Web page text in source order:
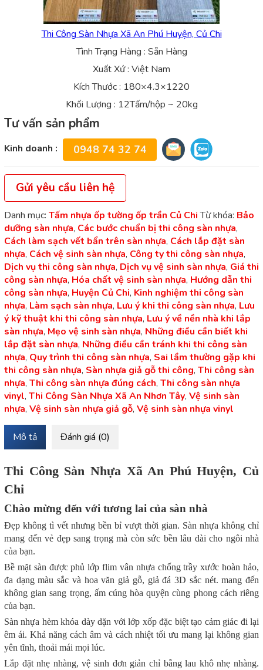
Thi Công Sàn Nhựa Xã An Phú Huyện, Củ Chi
Tình Trạng Hàng : Sẵn Hàng
Xuất Xứ : Việt Nam
Kích Thước : 180×4.3×1220
Khối Lượng : 12Tấm/hộp ~ 20kg
Tư vấn sản phẩm
Kinh doanh : 0948 74 32 74
Gửi yêu cầu liên hệ
Danh mục: Tấm nhựa ốp tường ốp trần Củ Chi Từ khóa: Bảo
dưỡng sàn nhựa, Các bước chuẩn bị thi công sàn nhựa,
Cách làm sạch vết bẩn trên sàn nhựa, Cách lắp đặt sàn
nhựa, Cách vệ sinh sàn nhựa, Công ty thi công sàn nhựa,
Dịch vụ thi công sàn nhựa, Dịch vụ vệ sinh sàn nhựa, Giá thi
công sàn nhựa, Hóa chất vệ sinh sàn nhựa, Hướng dẫn thi
công sàn nhựa, Huyện Củ Chi, Kinh nghiệm thi công sàn
nhựa, Làm sạch sàn nhựa, Lưu ý khi thi công sàn nhựa, Lưu
ý kỹ thuật khi thi công sàn nhựa, Lưu ý về nền nhà khi lắp
sàn nhựa, Mẹo vệ sinh sàn nhựa, Những điều cần biết khi
lắp đặt sàn nhựa, Những điều cần tránh khi thi công sàn
nhựa, Quy trình thi công sàn nhựa, Sai lầm thường gặp khi
thi công sàn nhựa, Sàn nhựa giả gỗ thi công, Thi công sàn
nhựa, Thi công sàn nhựa đúng cách, Thi công sàn nhựa
vinyl, Thi Công Sàn Nhựa Xã An Nhơn Tây, Vệ sinh sàn
nhựa, Vệ sinh sàn nhựa giả gỗ, Vệ sinh sàn nhựa vinyl
Mô tả Đánh giá (0)
Thi Công Sàn Nhựa Xã An Phú Huyện, Củ
Chi
Chào mừng đến với tương lai của sàn nhà
Đẹp không tì vết nhưng bền bỉ vượt thời gian. Sàn nhựa không chỉ
mang đến vẻ đẹp sang trọng mà còn sức bền lâu dài cho ngôi nhà
của bạn.
Bề mặt sàn được phủ lớp flim vân nhựa chống trầy xước hoàn hảo,
đa dạng màu sắc và hoa văn giả gỗ, giả đá 3D sắc nét. mang đến
không gian sang trọng, ấm cúng hòa quyện cùng phong cách riêng
của bạn.
Sàn nhựa hèm khóa dày dặn với lớp xốp đặc biệt tạo cảm giác đi lại
êm ái. Khả năng cách âm và cách nhiệt tối ưu mang lại không gian
yên tĩnh, thoải mái mọi lúc.
Lắp đặt nhẹ nhàng, vệ sinh đơn giản chỉ bằng lau khô nhẹ nhàng.